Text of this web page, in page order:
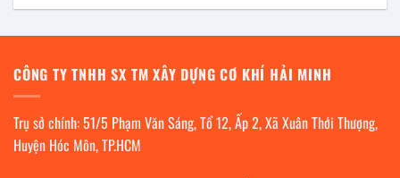
CÔNG TY TNHH SX TM XÂY DỰNG CƠ KHÍ HẢI MINH
Trụ sở chính: 51/5 Phạm Văn Sáng, Tổ 12, Ấp 2, Xã Xuân Thới Thượng,
Huyện Hóc Môn, TP.HCM